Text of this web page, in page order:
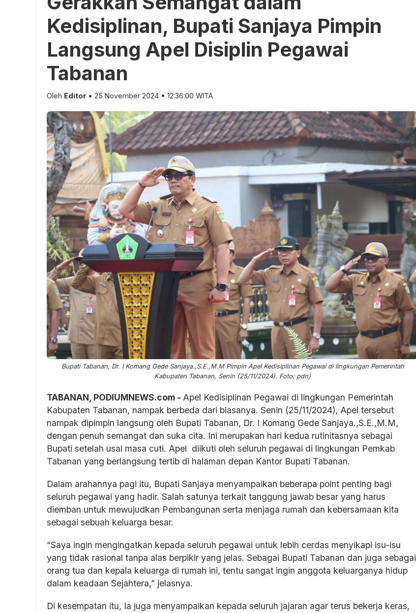
Kedisiplinan, Bupati Sanjaya Pimpin
Langsung Apel Disiplin Pegawai
Tabanan
Oleh Editor • 25 November 2024 • 12:36:00 WITA
Bupati Tabanan, Dr. I Komang Gede Sanjaya.,S.E.,M.M Pimpin Apel Kedisiplinan Pegawai di lingkungan Pemerintah
Kabupaten Tabanan, Senin (25/11/2024). Foto: pdn)
TABANAN, PODIUMNEWS.com - Apel Kedisiplinan Pegawai di lingkungan Pemerintah
Kabupaten Tabanan, nampak berbeda dari biasanya. Senin (25/11/2024), Apel tersebut
nampak dipimpin langsung oleh Bupati Tabanan, Dr. I Komang Gede Sanjaya.,S.E.,M.M,
dengan penuh semangat dan suka cita. Ini merupakan hari kedua rutinitasnya sebagai
Bupati setelah usai masa cuti. Apel diikuti oleh seluruh pegawai di lingkungan Pemkab
Tabanan yang berlangsung tertib di halaman depan Kantor Bupati Tabanan.
Dalam arahannya pagi itu, Bupati Sanjaya menyampaikan beberapa point penting bagi
seluruh pegawai yang hadir. Salah satunya terkait tanggung jawab besar yang harus
diemban untuk mewujudkan Pembangunan serta menjaga rumah dan kebersamaan kita
sebagai sebuah keluarga besar.
“Saya ingin mengingatkan kepada seluruh pegawai untuk lebih cerdas menyikapi isu-isu
yang tidak rasional tanpa alas berpikir yang jelas. Sebagai Bupati Tabanan dan juga sebagai
orang tua dan kepala keluarga di rumah ini, tentu sangat ingin anggota keluarganya hidup
dalam keadaan Sejahtera,” jelasnya.
Di kesempatan itu, Ia juga menyampaikan kepada seluruh jajaran agar terus bekerja keras,